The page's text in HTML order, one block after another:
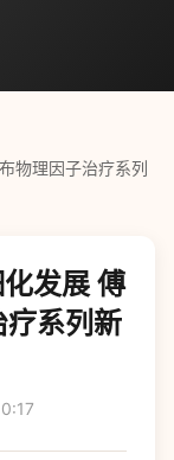
物理因子治疗系列
发展 傅
系列新